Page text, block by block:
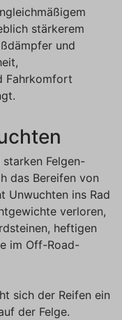
stärkerem
und
Fahrkomfort
Felgen-
das Bereifen von
Unwuchten ins Rad
verloren,
heftigen
im Off-Road-
sich der Reifen ein
der Felge.